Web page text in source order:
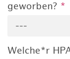
geworben? *
---
Welche*r